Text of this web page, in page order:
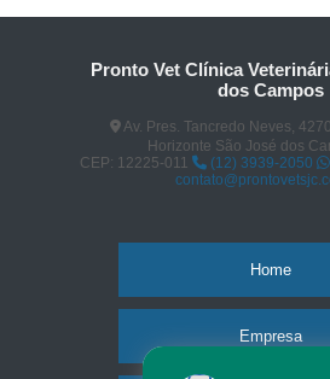
Pronto Vet Clínica
dos Campos
Av. Pres. Tancredo Neves,
Horizonte São José dos
CEP: 12225-011
(12) 3939-2050
Home
Empresa